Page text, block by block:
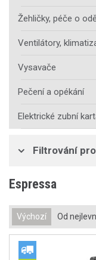
Žehličky, péče o
Ventilátory,
Vysavače
Pečení a opékání
Elektrické zubní
Filtrování
Espressa
Výchozí Od